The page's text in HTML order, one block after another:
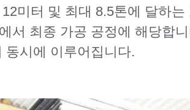
미터 및 최대 8.5톤에 달하
서 최종 가공 공정에 해당합
동시에 이루어집니다.